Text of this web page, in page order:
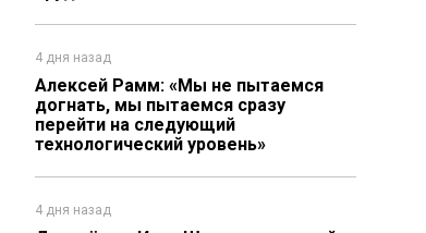
4 дня назад
Алексей Рамм: «Мы не пытаемся
догнать, мы пытаемся сразу
перейти на следующий
технологический уровень»
4 дня назад